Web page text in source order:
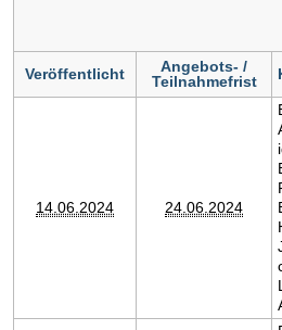
Veröffentlicht
Angebots- /
Teilnahmefrist
14.06.2024 24.06.2024